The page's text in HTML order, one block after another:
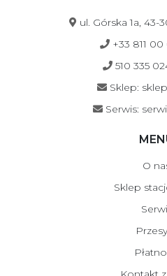
ul. Górska 1a, 43-
+33 811 00
510 335
Sklep:
Serwis:
O
Sklep